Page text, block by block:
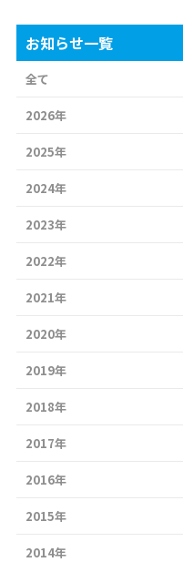
お知らせ一覧
全て
2026年
2025年
2024年
2023年
2022年
2021年
2020年
2019年
2018年
2017年
2016年
2015年
2014年